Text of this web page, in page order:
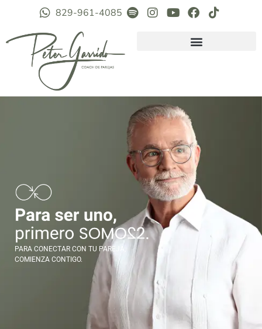
829-961-4085
PARA CONECTAR CON TU PAREJA,
COMIENZA CONTIGO.